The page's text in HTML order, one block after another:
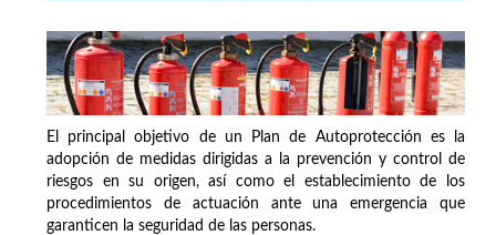
El principal objetivo de un Plan de Autoprotección es la
adopción de medidas dirigidas a la prevención y control de
riesgos en su origen, así como el establecimiento de los
procedimientos de actuación ante una emergencia que
garanticen la seguridad de las personas.